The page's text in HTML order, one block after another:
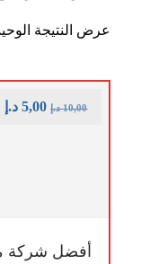
عرض النتيجة
أفضل شركة
10,00 د.إ 5,00 د.إ